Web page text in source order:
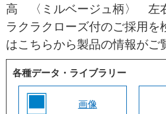
高 〈ミルベージュ柄〉
ラクラクローズ付のご採用を
はこちらから製品の情報がご
各種データ・ライブラリー
画像